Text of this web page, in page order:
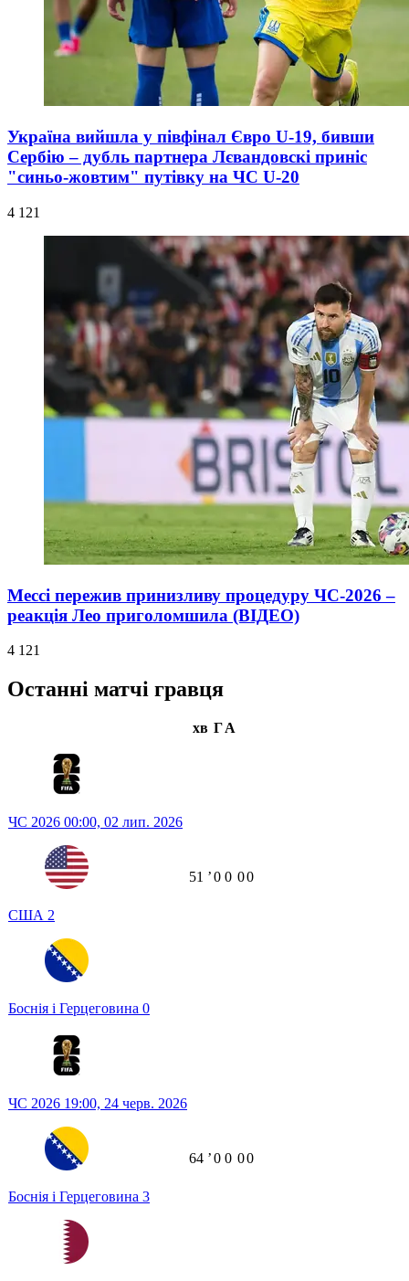
Україна вийшла у півфінал Євро U-19, бивши
Сербію – дубль партнера Лєвандовскі приніс
"синьо-жовтим" путівку на ЧС U-20
4 121
Мессі пережив принизливу процедуру ЧС-2026 –
реакція Лео приголомшила (ВІДЕО)
4 121
Останні матчі гравця
хв ГА
ЧС 2026 00:00, 02 лип. 2026
США 2
Боснія і Герцеговина 0
51 ʼ0 0 00
ЧС 2026 19:00, 24 черв. 2026
Боснія і Герцеговина 3
64 ʼ0 0 00